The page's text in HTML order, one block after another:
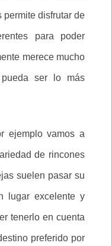
permite disfrutar de
para poder
merece mucho
ser lo más
ejemplo vamos a
de rincones
suelen pasar su
lugar excelente y
tenerlo en cuenta
preferido por